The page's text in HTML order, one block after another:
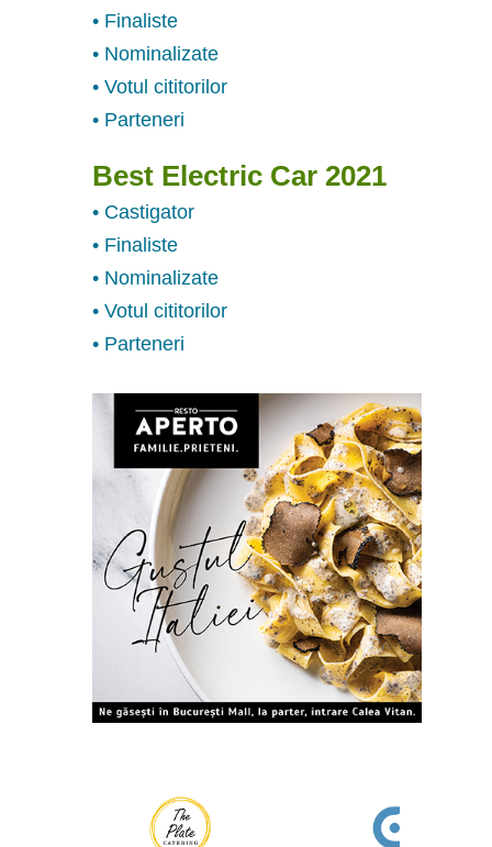
• Finaliste
• Nominalizate
• Votul cititorilor
• Parteneri
Best Electric Car 2021
• Castigator
• Finaliste
• Nominalizate
• Votul cititorilor
• Parteneri